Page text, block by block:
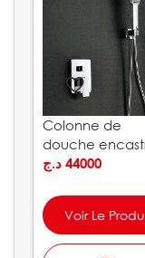
Colonne de
douche
Dublin IMEX
44000 د.ج
Voir Le